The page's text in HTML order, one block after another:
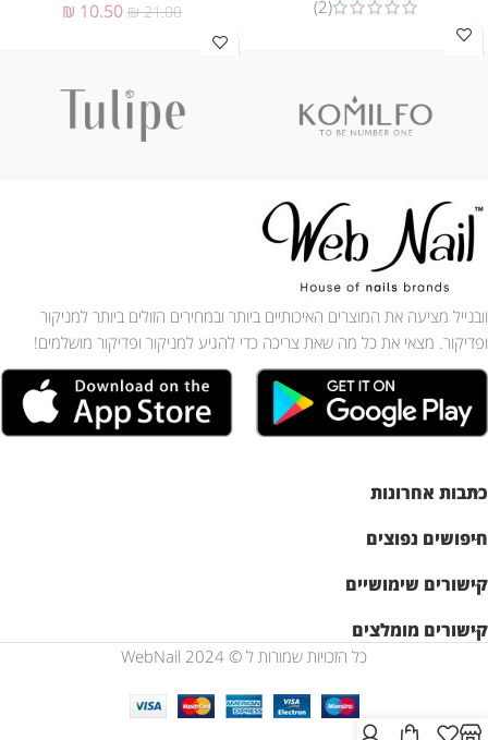
(2)
₪21.00
₪ 10.50
וובנייל מציעה את המוצרים האיכותיים ביותר ובמחירים הזולים ביותר למניקור
ופדיקור. מצאי את כל מה שאת צריכה כדי להגיע למניקור ופדיקור מושלמים!
כתבות אחרונות
חיפושים נפוצים
קישורים שימושיים
קישורים מומלצים
כל הזכויות שמורות ל © WebNail 2024